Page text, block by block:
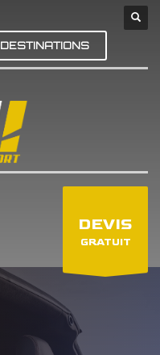
DESTINATIONS
DEVIS
GRATUIT